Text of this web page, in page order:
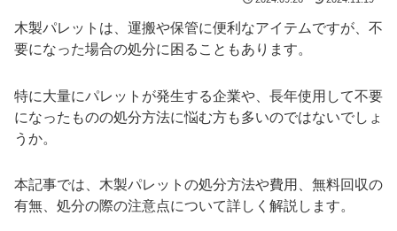
木製パレットは、運搬や保管に便利なアイテムですが、不
要になった場合の処分に困ることもあります。
特に大量にパレットが発生する企業や、長年使用して不要
になったものの処分方法に悩む方も多いのではないでしょ
うか。
本記事では、木製パレットの処分方法や費用、無料回収の
有無、処分の際の注意点について詳しく解説します。